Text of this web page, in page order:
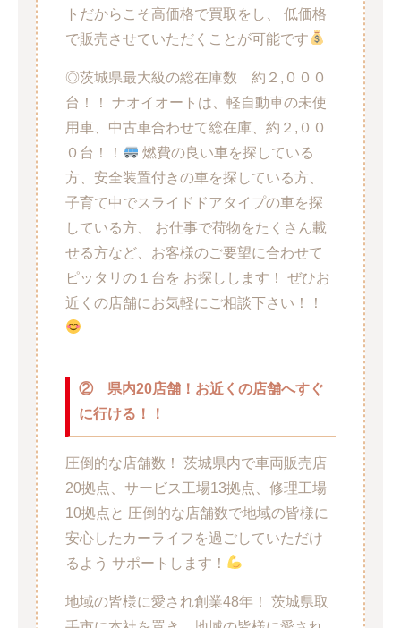
トだからこそ高価格で買取をし、 低価格
で販売させていただくことが可能です
◎茨城県最大級の総在庫数 約２,０００
台！！ ナオイオートは、軽自動車の未使
用車、中古車合わせて総在庫、約２,００
０台！！
燃費の良い車を探している
方、安全装置付きの車を探している方、
子育て中でスライドドアタイプの車を探
している方、 お仕事で荷物をたくさん載
せる方など、お客様のご要望に合わせて
ピッタリの１台を お探しします！ ぜひお
近くの店舗にお気軽にご相談下さい！！
② 県内20店舗！お近くの店舗へすぐ
に行ける！！
圧倒的な店舗数！ 茨城県内で車両販売店
20拠点、サービス工場13拠点、修理工場
10拠点と 圧倒的な店舗数で地域の皆様に
安心したカーライフを過ごしていただけ
るよう サポートします！
地域の皆様に愛され創業48年！ 茨城県取